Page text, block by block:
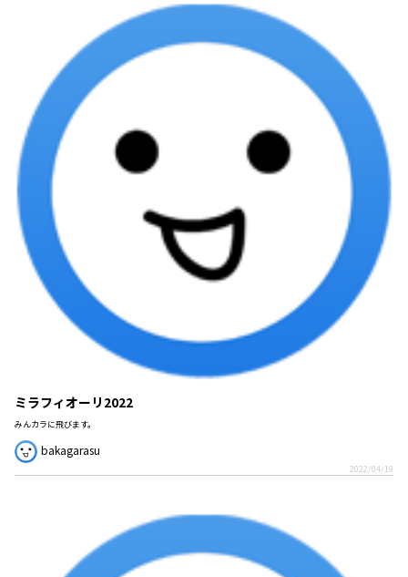
ミラフィオーリ2022
みんカラに飛びます。
bakagarasu
2022/04/19